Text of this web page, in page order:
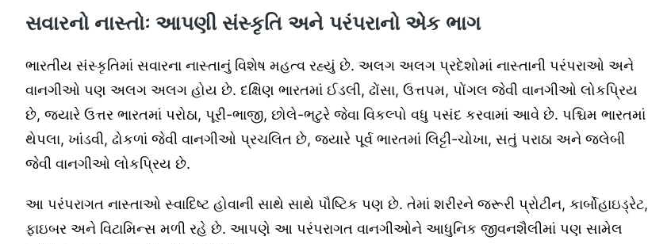
સવારનો નાસ્તોઃ આપણી સંસ્કૃતિ અને પરંપરાનો એક ભાગ
ભારતીય સંસ્કૃતિમાં સવારના નાસ્તાનું વિશેષ મહત્વ રહ્યું છે. અલગ અલગ પ્રદેશોમાં નાસ્તાની પરંપરાઓ અને
વાનગીઓ પણ અલગ અલગ હોય છે. દક્ષિણ ભારતમાં ઈડલી, ઢોંસા, ઉત્તપમ, પોંગલ જેવી વાનગીઓ લોકપ્રિય
છે, જ્યારે ઉત્તર ભારતમાં પરોઠા, પૂરી-ભાજી, છોલે-ભટુરે જેવા વિકલ્પો વધુ પસંદ કરવામાં આવે છે. પશ્ચિમ ભારતમાં
થેપલા, ખાંડવી, ઢોકળાં જેવી વાનગીઓ પ્રચલિત છે, જ્યારે પૂર્વ ભારતમાં લિટ્ટી-ચોખા, સતું પરાઠા અને જલેબી
જેવી વાનગીઓ લોકપ્રિય છે.
આ પરંપરાગત નાસ્તાઓ સ્વાદિષ્ટ હોવાની સાથે સાથે પૌષ્ટિક પણ છે. તેમાં શરીરને જરૂરી પ્રોટીન, કાર્બોહાઇડ્રેટ,
ફાઇબર અને વિટામિન્સ મળી રહે છે. આપણે આ પરંપરાગત વાનગીઓને આધુનિક જીવનશૈલીમાં પણ સામેલ